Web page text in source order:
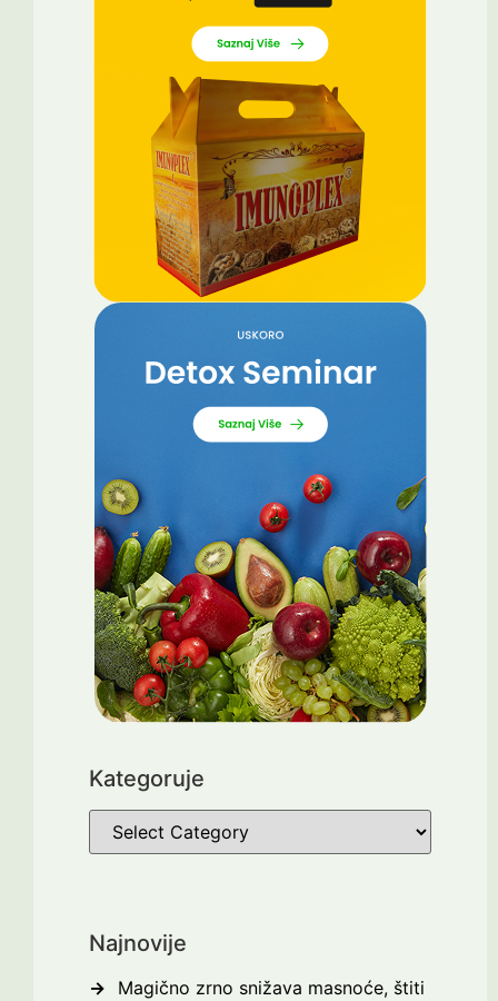
Kategoruje
Najnovije
Magično zrno snižava masnoće, štiti